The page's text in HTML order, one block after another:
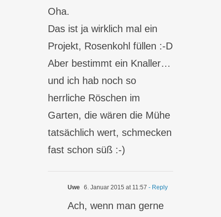
Oha.
Das ist ja wirklich mal ein
Projekt, Rosenkohl füllen :-D
Aber bestimmt ein Knaller…
und ich hab noch so
herrliche Röschen im
Garten, die wären die Mühe
tatsächlich wert, schmecken
fast schon süß :-)
Uwe 6. Januar 2015 at 11:57 - Reply
Ach, wenn man gerne